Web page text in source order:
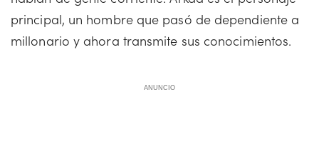
principal, un hombre que pasó de dependiente a
millonario y ahora transmite sus conocimientos.
ANUNCIO